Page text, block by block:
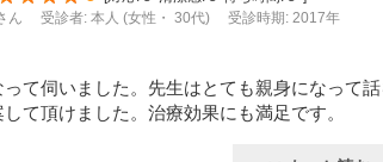
ん
受診者: 本人 (女性・ 30代) 受診時期: 2017年
って伺いました。先生はとても親身になって
て頂けました。治療効果にも満足です。